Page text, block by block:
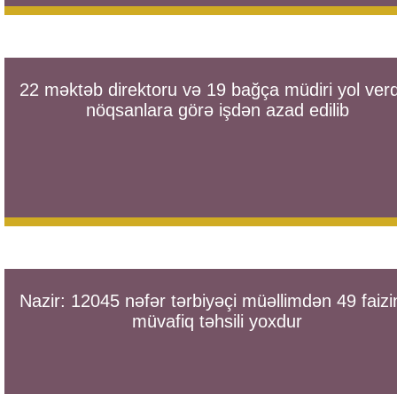
22 məktəb direktoru və 19 bağça müdiri yol
nöqsanlara görə işdən azad edilib
Nazir: 12045 nəfər tərbiyəçi müəllimdən 49
müvafiq təhsili yoxdur